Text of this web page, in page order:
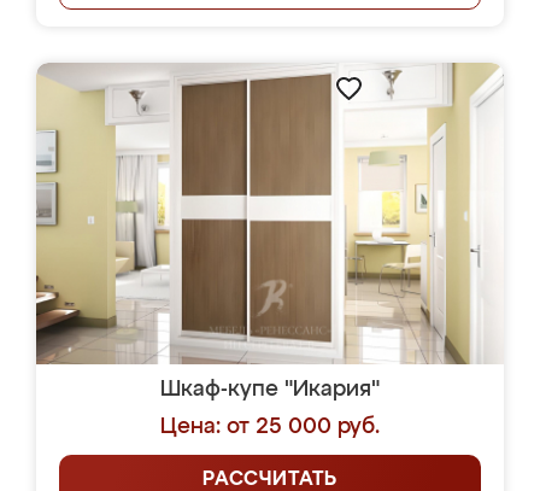
Шкаф-купе "Икария"
Цена: от 25 000 руб.
РАССЧИТАТЬ